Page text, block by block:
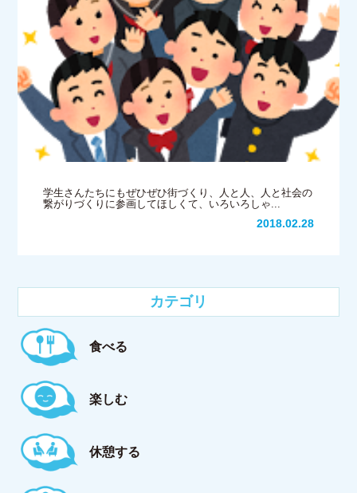
学生さんたちにもぜひぜひ街づくり、人と人、人と社会の
繋がりづくりに参画してほしくて、いろいろしゃ...
2018.02.28
カテゴリ
食べる
楽しむ
休憩する